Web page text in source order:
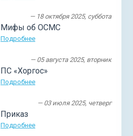
— 18 октября 2025, суббота
Мифы об ОСМС
Подробнее
— 05 августа 2025, вторник
ПС «Хоргос»
Подробнее
— 03 июля 2025, четверг
Приказ
Подробнее